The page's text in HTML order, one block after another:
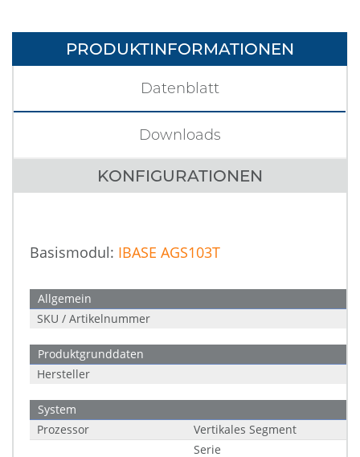
PRODUKTINFORMATIONEN
KONFIGURATIONEN
Datenblatt
Downloads
Basismodul: IBASE AGS103T
Allgemein
SKU / Artikelnummer
Produktgrunddaten
Hersteller
System
Prozessor
Vertikales Segment
Serie